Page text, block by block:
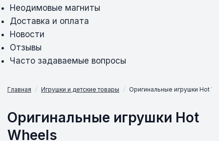
Неодимовые магниты
Доставка и оплата
Новости
Отзывы
Часто задаваемые вопросы
Главная / Игрушки и детские товары / Оригинальные игрушки Hot
Оригинальные игрушки Hot
Wheels